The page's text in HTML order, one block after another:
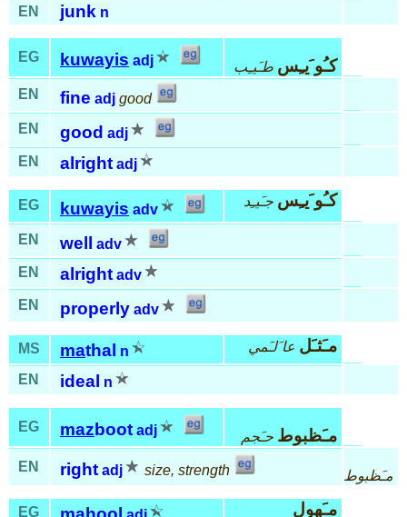
EN junk n
EG kuwayis adj كـُو َيـِس طـَيـِب
EN
fine adj good
EN
good adj
EN
alright adj
EG kuwayis adv كـُو َيـِس جـَيـِد
EN well
adv
EN
alright adv
EN
properly adv
MS mathal n مـَثـَل عا َلـَمي
EN ideal n
EG mazboot adj مـَظبوط حـَجم
EN
right adj size, strength مـَظبوط
EG مـَهول